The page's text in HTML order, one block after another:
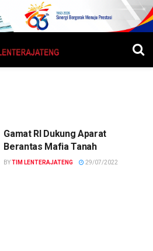
Gamat RI Dukung Aparat
Berantas Mafia Tanah
BYTIM LENTERAJATENG 29/07/2022